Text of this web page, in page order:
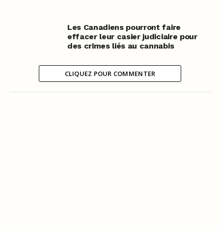
Les Canadiens pourront faire
effacer leur casier judiciaire pour
des crimes liés au cannabis
CLIQUEZ POUR COMMENTER